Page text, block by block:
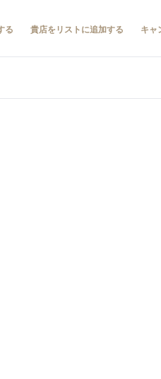
る 貴店をリストに追加する キャ